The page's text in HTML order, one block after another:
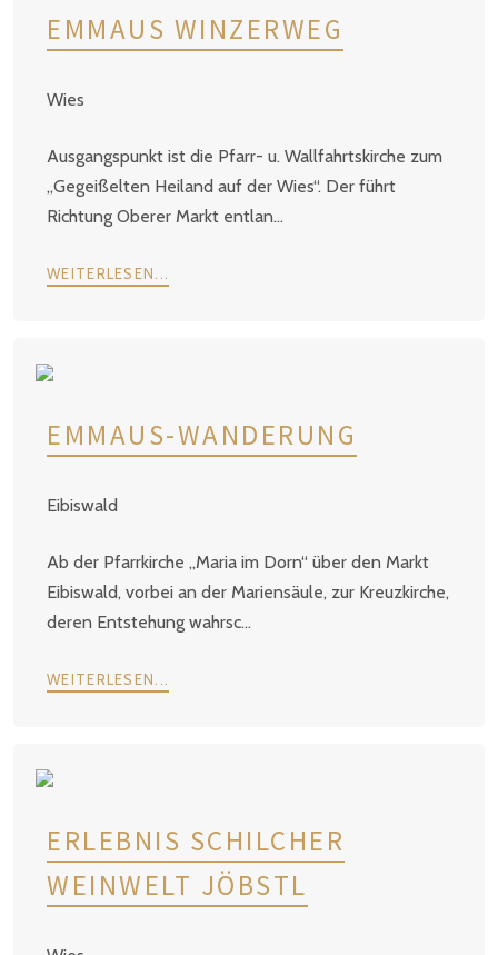
EMMAUS WINZERWEG
Wies
Ausgangspunkt ist die Pfarr- u. Wallfahrtskirche zum
„Gegeißelten Heiland auf der Wies“. Der führt
Richtung Oberer Markt entlan...
WEITERLESEN...
EMMAUS-WANDERUNG
Eibiswald
Ab der Pfarrkirche „Maria im Dorn“ über den Markt
Eibiswald, vorbei an der Mariensäule, zur Kreuzkirche,
deren Entstehung wahrsc...
WEITERLESEN...
ERLEBNIS SCHILCHER
WEINWELT JÖBSTL